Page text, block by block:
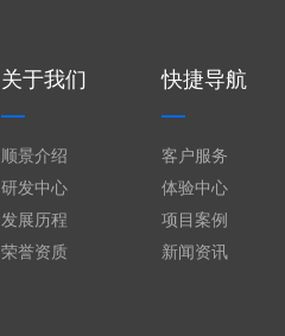
关于我们
顺景介绍
研发中心
发展历程
荣誉资质
快捷导航
客户服务
体验中心
项目案例
新闻资讯